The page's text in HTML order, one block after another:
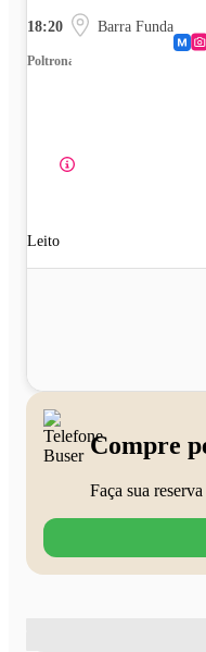
18:20 Barra Funda
Poltrona
Leito
Compre
Faça sua